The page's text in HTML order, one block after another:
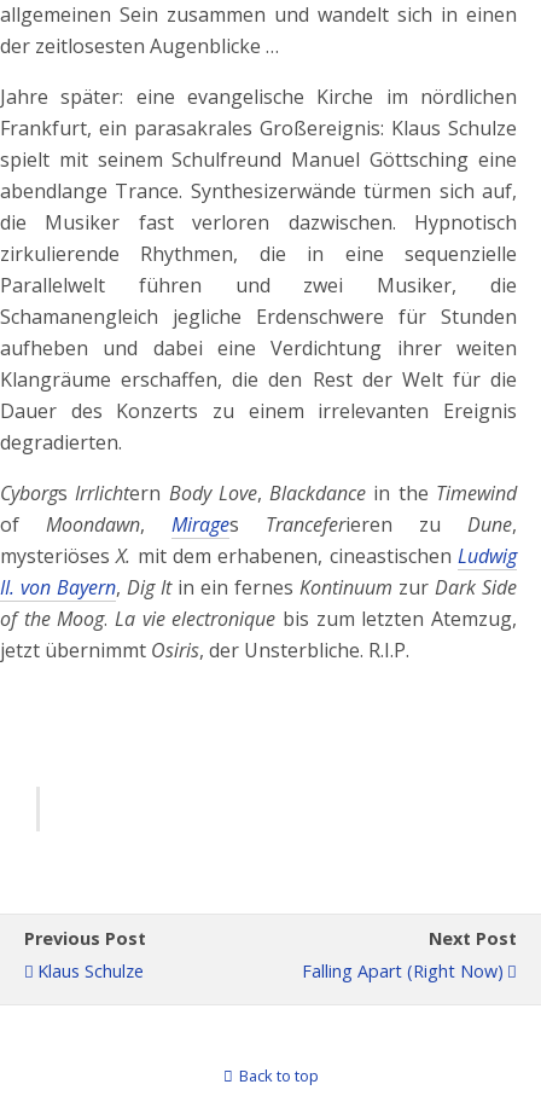
allgemeinen Sein zusammen und wandelt sich in einen
der zeitlosesten Augenblicke …
Jahre später: eine evangelische Kirche im nördlichen
Frankfurt, ein parasakrales Großereignis: Klaus Schulze
spielt mit seinem Schulfreund Manuel Göttsching eine
abendlange Trance. Synthesizerwände türmen sich auf,
die Musiker fast verloren dazwischen. Hypnotisch
zirkulierende Rhythmen, die in eine sequenzielle
Parallelwelt führen und zwei Musiker, die
Schamanengleich jegliche Erdenschwere für Stunden
aufheben und dabei eine Verdichtung ihrer weiten
Klangräume erschaffen, die den Rest der Welt für die
Dauer des Konzerts zu einem irrelevanten Ereignis
degradierten.
CyborgsIrrlichtern Body Love,Blackdance in the Timewind
of Moondawn, Mirages Tranceferieren zu Dune,
mysteriösesX. mit dem erhabenen, cineastischenLudwig
II. von Bayern, Dig Itin ein fernes Kontinuum zur Dark Side
of the Moog.La vie electronique bis zum letzten Atemzug,
jetzt übernimmt Osiris, der Unsterbliche. R.I.P.
Previous Post
Klaus Schulze
Next Post
Falling Apart (Right Now)
Back to top